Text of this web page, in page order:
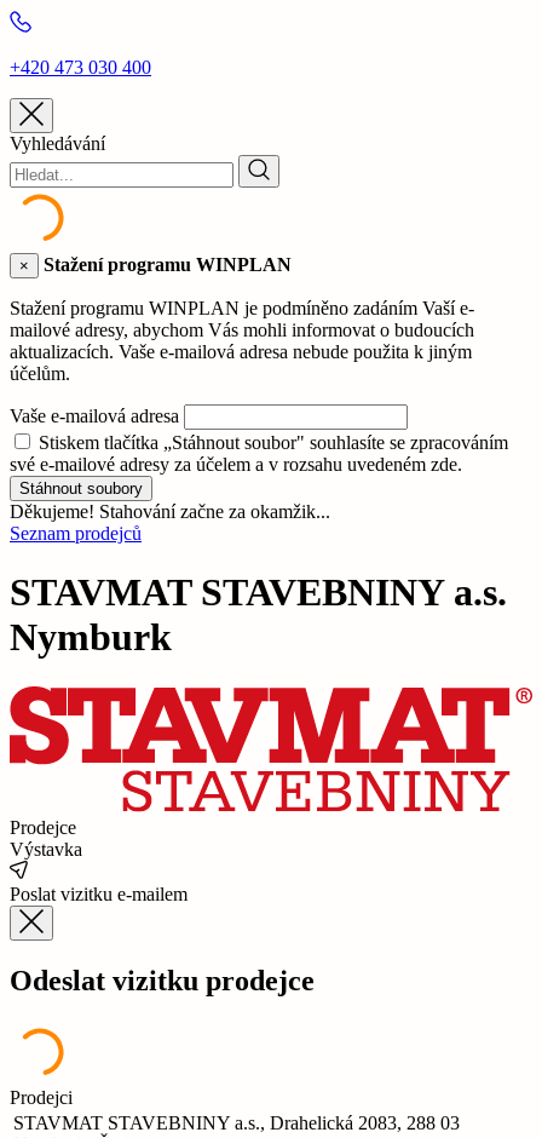
+420 473 030 400
Vyhledávání
× Stažení programu WINPLAN
Stažení programu WINPLAN je podmíněno zadáním Vaší e-
mailové adresy, abychom Vás mohli informovat o budoucích
aktualizacích. Vaše e-mailová adresa nebude použita k jiným
účelům.
Vaše e-mailová adresa
Stiskem tlačítka „Stáhnout soubor" souhlasíte se zpracováním
své e-mailové adresy za účelem a v rozsahu uvedeném zde.
Stáhnout soubory
Děkujeme! Stahování začne za okamžik...
Seznam prodejců
STAVMAT STAVEBNINY a.s.
Nymburk
Prodejce
Výstavka
Poslat vizitku e-mailem
Odeslat vizitku prodejce
Prodejci
STAVMAT STAVEBNINY a.s., Drahelická 2083, 288 03